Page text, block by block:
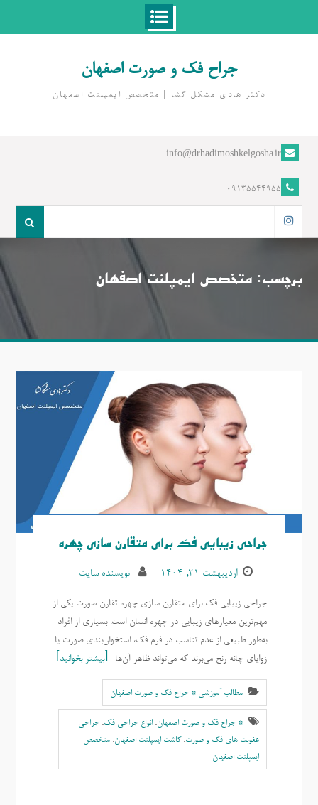
جراح فک و صورت اصفهان
دکتر هادی مشکل گشا | متخصص ايمپلنت اصفهان
info@drhadimoshkelgosha.ir
09135544955
برچسب: متخصص ایمپلنت اصفهان
جراحی زیبایی فک برای متقارن سازی چهره
اردیبهشت ۲۱, ۱۴۰۴ نویسنده سایت
جراحی زیبایی فک برای متقارن سازی چهره تقارن صورت یکی از
مهم‌ترین معیارهای زیبایی در چهره انسان است. بسیاری از افراد
به‌طور طبیعی از عدم تناسب در فرم فک، استخوان‌بندی صورت یا
زوایای چانه رنج می‌برند که می‌تواند ظاهر آن‌ها
بیشتر بخوانید
مطالب آموزشی * جراح فک و صورت اصفهان
* جراح فک و صورت اصفهان, انواع جراحی فک, جراحی
عفونت های فک و صورت,کاشت ایمپلنت اصفهان, متخصص
ایمپلنت اصفهان